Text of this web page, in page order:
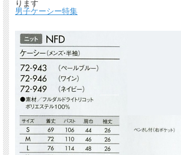
軽量ニットのケーシーが新登場。人気カラーの展開です。
リット入り。
薄手・軽量。サラリと着れる快適な素材です。
右胸ポケットにペン差し付き。
ります
男子ケーシー特集